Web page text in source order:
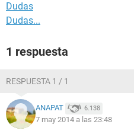
Dudas
Dudas...
1 respuesta
RESPUESTA 1 / 1
ANAPAT 6.138
7 may 2014 a las 23:48